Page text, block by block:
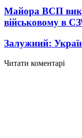
Майора ВСП
військовому в
Залужний:
Читати коментарі